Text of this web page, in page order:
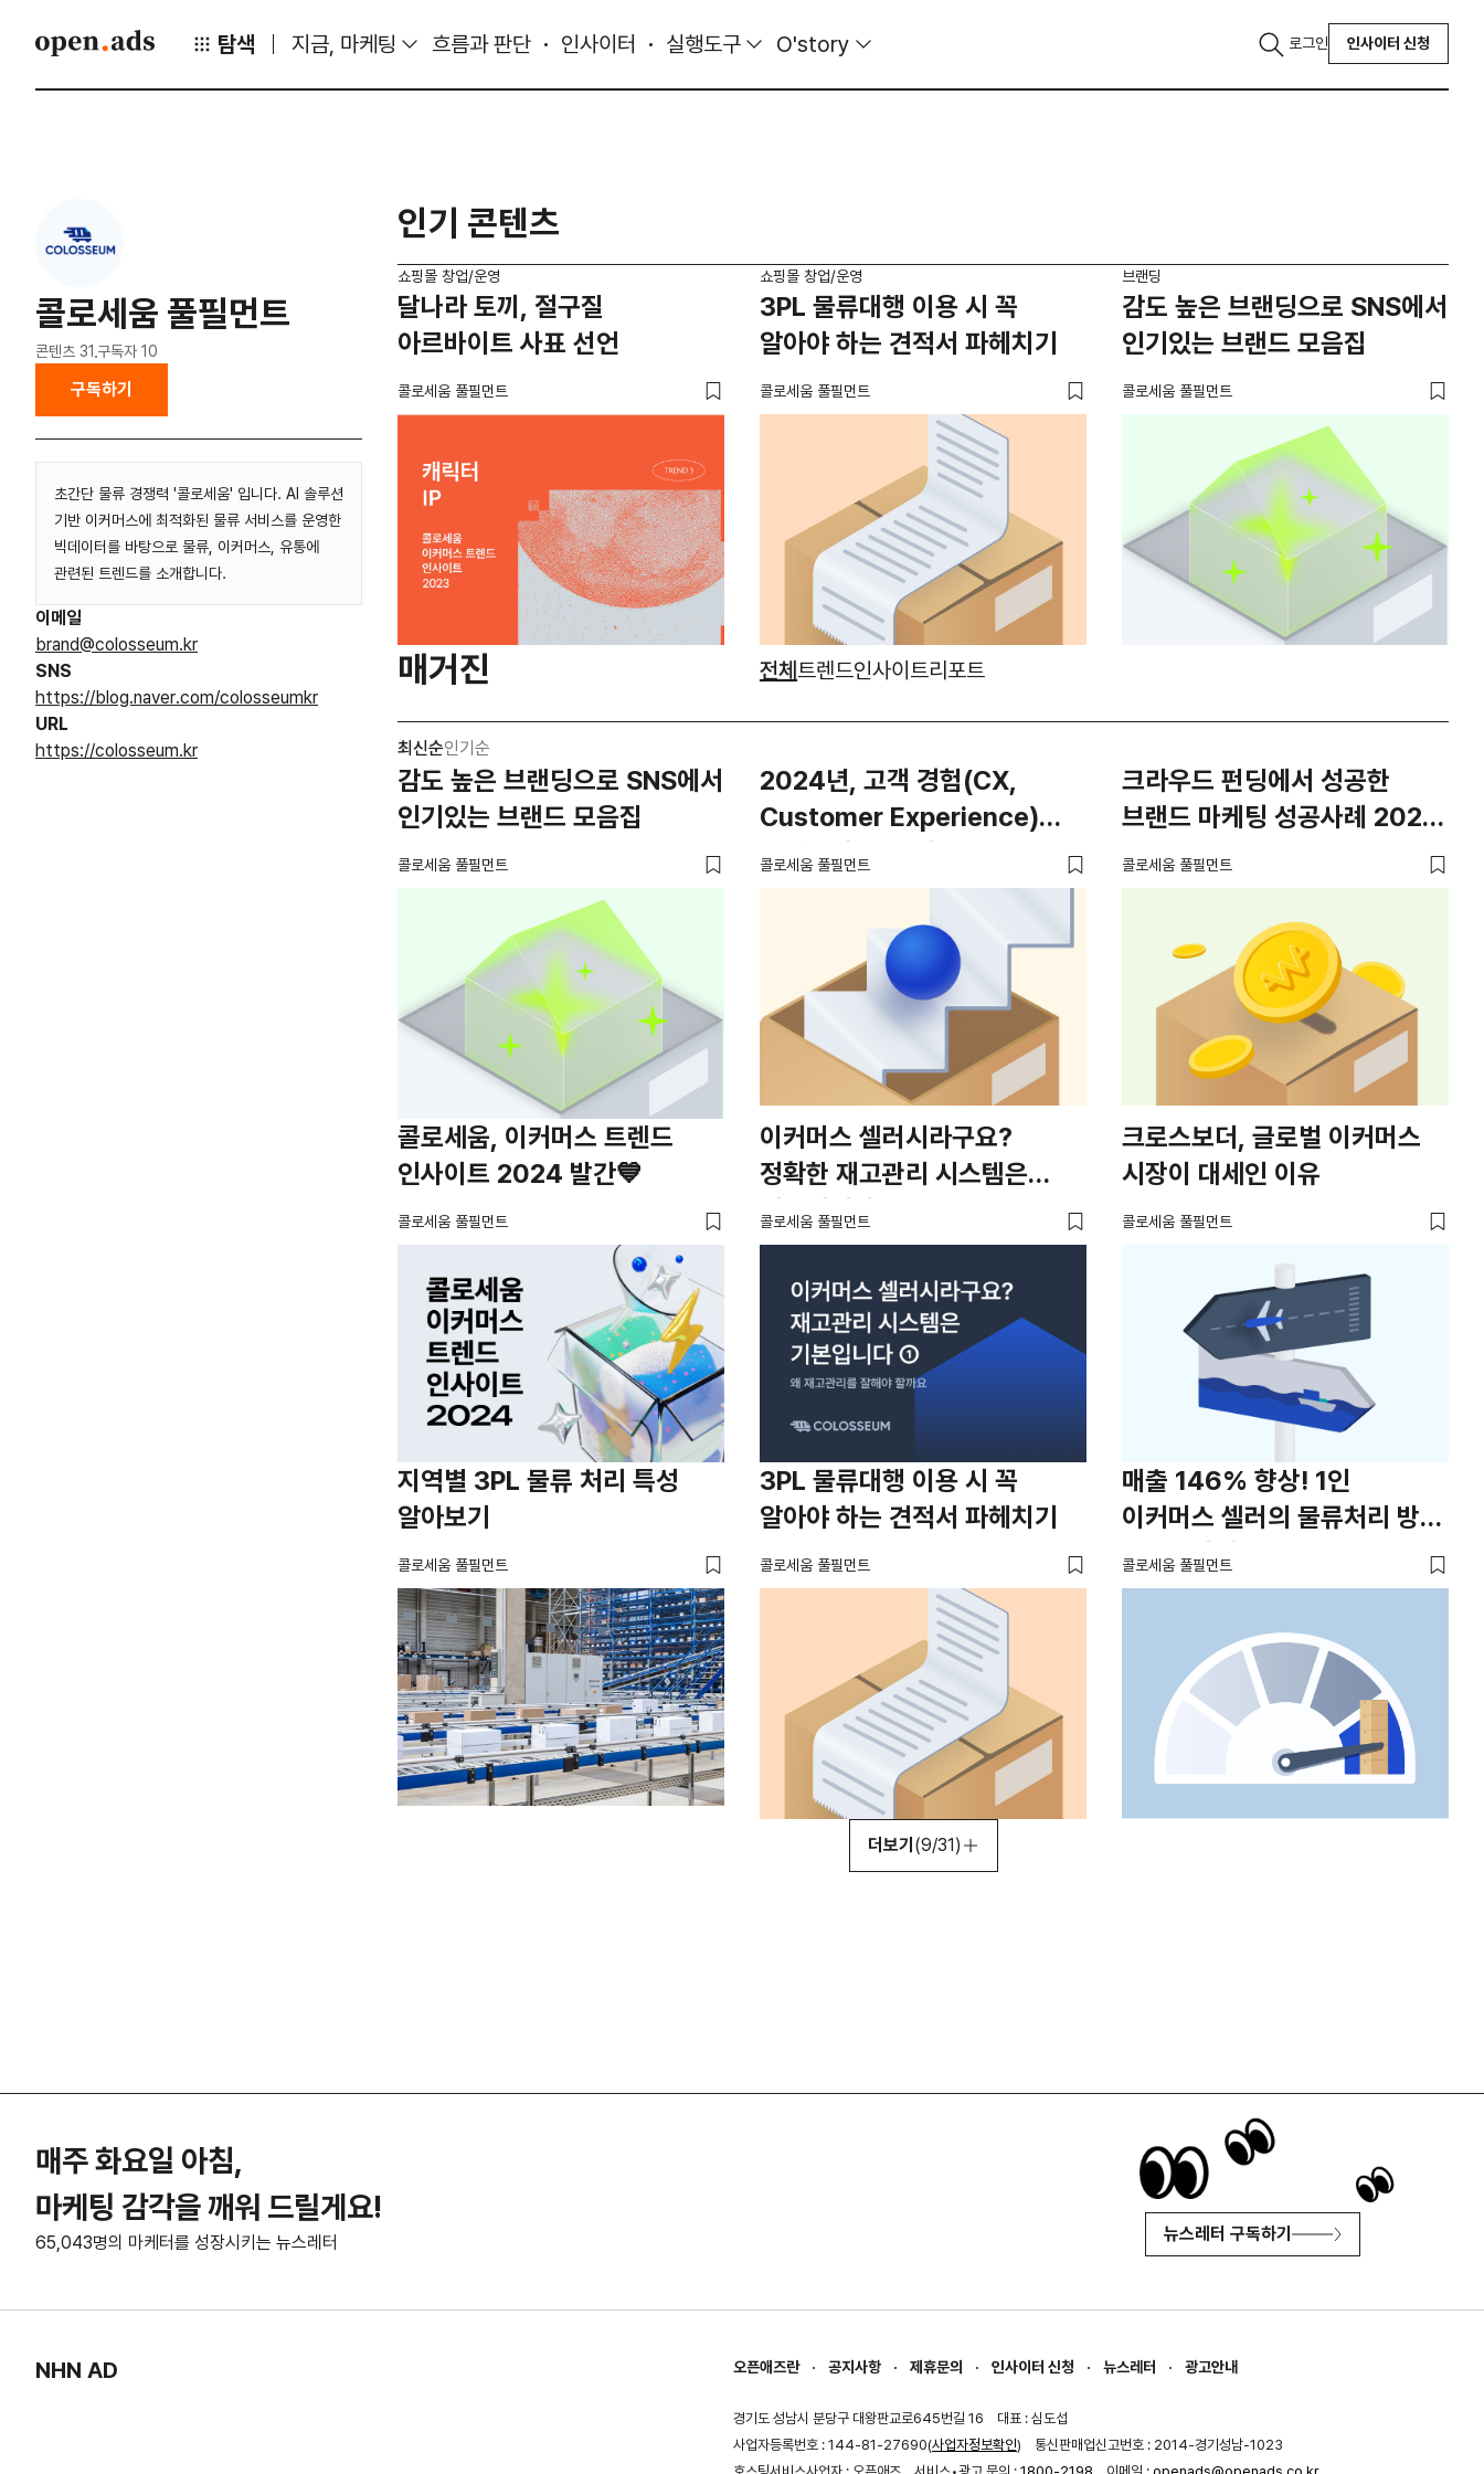
탐색 지금, 마케팅 흐름과 판단 인사이터 실행도구 O'story 로그인 인사이터 신청
콜로세움 풀필먼트
콘텐츠 31 구독자 10
구독하기
초간단 물류 경쟁력 '콜로세움' 입니다. AI 솔루션
기반 이커머스에 최적화된 물류 서비스를 운영한
빅데이터를 바탕으로 물류, 이커머스, 유통에
관련된 트렌드를 소개합니다.
이메일
brand@colosseum.kr
SNS
https://blog.naver.com/colosseumkr
URL
https://colosseum.kr
인기 콘텐츠
쇼핑몰 창업/운영
달나라 토끼, 절구질
아르바이트 사표 선언
콜로세움 풀필먼트
쇼핑몰 창업/운영
3PL 물류대행 이용 시 꼭
알아야 하는 견적서 파헤치기
콜로세움 풀필먼트
브랜딩
감도 높은 브랜딩으로 SNS에서
인기있는 브랜드 모음집
콜로세움 풀필먼트
매거진 전체 트렌드인사이트리포트
최신순인기순
감도 높은 브랜딩으로 SNS에서
인기있는 브랜드 모음집
콜로세움 풀필먼트
2024년, 고객 경험(CX,
Customer Experience)
콜로세움 풀필먼트
크라우드 펀딩에서 성공한
브랜드 마케팅 성공사례 2024
💙
콜로세움 풀필먼트
콜로세움, 이커머스 트렌드
인사이트 2024 발간💙
콜로세움 풀필먼트
이커머스 셀러시라구요?
정확한 재고관리 시스템은
기본입니다 ①
콜로세움 풀필먼트
크로스보더, 글로벌 이커머스
시장이 대세인 이유
콜로세움 풀필먼트
지역별 3PL 물류 처리 특성
알아보기
콜로세움 풀필먼트
3PL 물류대행 이용 시 꼭
알아야 하는 견적서 파헤치기
콜로세움 풀필먼트
매출 146% 향상! 1인
이커머스 셀러의 물류처리 방법
Feat. 자체 물류, 3PL
콜로세움 풀필먼트
더보기 (9/31)
매주 화요일 아침,
마케팅 감각을 깨워 드릴게요!
65,043명의 마케터를 성장시키는 뉴스레터 뉴스레터 구독하기
NHN AD 오픈애즈란 공지사항 제휴문의 인사이터 신청 뉴스레터 광고안내
경기도 성남시 분당구 대왕판교로645번길 16
대표 : 심도섭
사업자등록번호 : 144-81-27690(사업자정보확인)
통신판매업신고번호 : 2014-경기성남-1023